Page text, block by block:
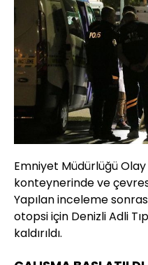
Emniyet Müdürlüğü
konteynerinde ve
Yapılan inceleme
otopsi için Denizli Adli
kaldırıldı.